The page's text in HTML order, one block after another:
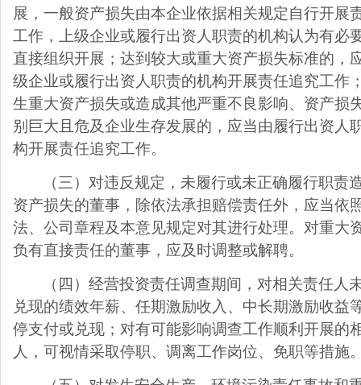
展，一般资产损失由本企业依据相关规定自行开展
工作，上级企业或履行出资人职责的机构认为有必
直接组织开展；达到较大或重大资产损失标准的，
级企业或履行出资人职责的机构开展责任追究工作
生重大资产损失或造成其他严重不良影响、资产损
别巨大且危及企业生存发展的，应当由履行出资人
构开展责任追究工作。
（三）对违反规定，未履行或未正确履行职责
资产损失的董事，除依法承担赔偿责任外，应当依
法、公司章程及本意见规定对其进行处理。对重大
负有直接责任的董事，应及时调整或解聘。
（四）经营投资责任调查期间，对相关责任人
兑现的绩效年薪、任期激励收入、中长期激励收益
停支付或兑现；对有可能影响调查工作顺利开展的
人，可视情采取停职、调离工作岗位、免职等措施